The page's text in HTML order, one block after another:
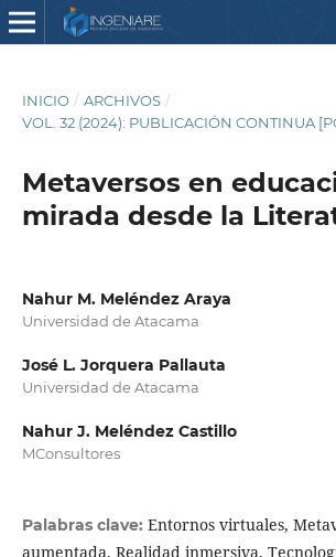
INICIO / ARCHIVOS /
VOL. 32 (2024): PUBLICACIÓN CONTINUA
Metaversos en
mirada desde la
Nahur M. Meléndez Araya
Universidad de Atacama
José L. Jorquera Pallauta
Universidad de Atacama
Nahur J. Meléndez Castillo
MConsultores
Palabras clave: Entornos virtuales,
aumentada, Realidad inmersiva,